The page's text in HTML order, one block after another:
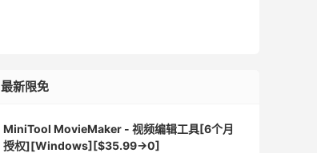
最新限免
MiniTool MovieMaker - 视频编辑工具[6个月
授权][Windows][$35.99→0]